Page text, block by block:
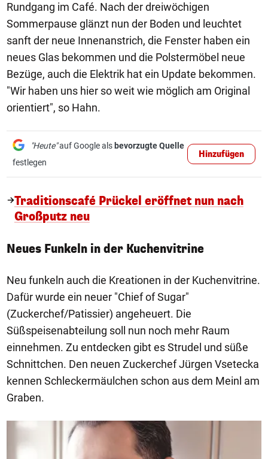
Rundgang im Café. Nach der dreiwöchigen
Sommerpause glänzt nun der Boden und leuchtet
sanft der neue Innenanstrich, die Fenster haben ein
neues Glas bekommen und die Polstermöbel neue
Bezüge, auch die Elektrik hat ein Update bekommen.
"Wir haben uns hier so weit wie möglich am Original
orientiert", so Hahn.
"Heute"auf Google als bevorzugte Quelle
festlegen
Hinzufügen
Traditionscafé Prückel eröffnet nun nach
Großputz neu
Neues Funkeln in der Kuchenvitrine
Neu funkeln auch die Kreationen in der Kuchenvitrine.
Dafür wurde ein neuer "Chief of Sugar"
(Zuckerchef/Patissier) angeheuert. Die
Süßspeisenabteilung soll nun noch mehr Raum
einnehmen. Zu entdecken gibt es Strudel und süße
Schnittchen. Den neuen Zuckerchef Jürgen Vsetecka
kennen Schleckermäulchen schon aus dem Meinl am
Graben.